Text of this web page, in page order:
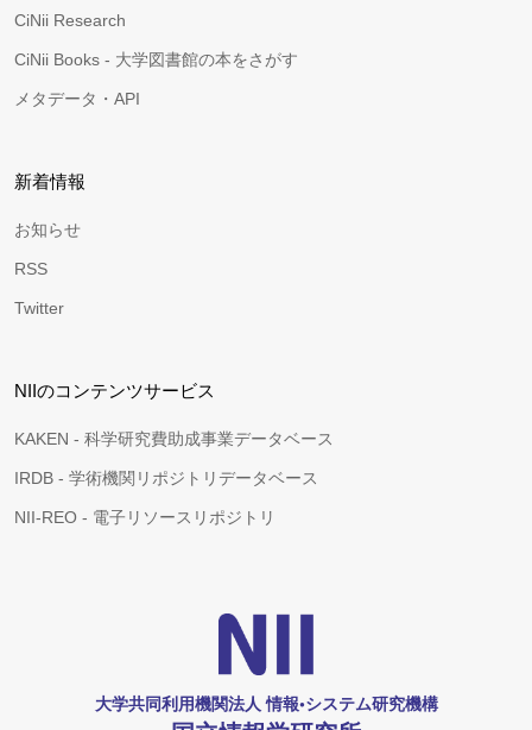
CiNii Research
CiNii Books - 大学図書館の本をさがす
メタデータ・API
新着情報
お知らせ
RSS
Twitter
NIIのコンテンツサービス
KAKEN - 科学研究費助成事業データベース
IRDB - 学術機関リポジトリデータベース
NII-REO - 電子リソースリポジトリ
大学共同利用機関法人 情報•システム研究機構